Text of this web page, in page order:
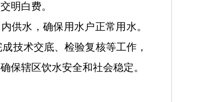
明白费。
供水，确保用水户正常用水。
技术交底、检验复核等工作，
保辖区饮水安全和社会稳定。